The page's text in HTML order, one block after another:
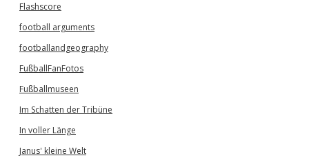
Flashscore
football arguments
footballandgeography
FußballFanFotos
Fußballmuseen
Im Schatten der Tribüne
In voller Länge
Janus' kleine Welt